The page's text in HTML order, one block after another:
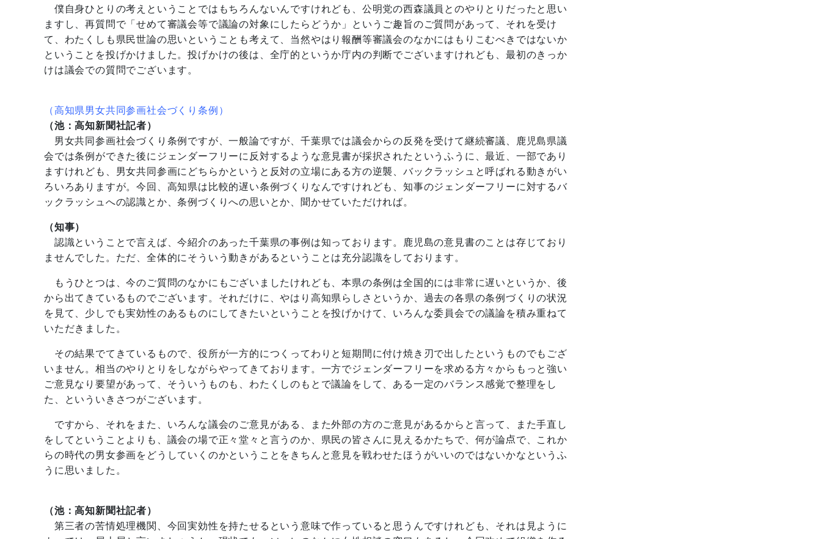
僕自身ひとりの考えということではもちろんないんですけれども、公明党の西森議員とのやりとりだったと思い
ますし、再質問で「せめて審議会等で議論の対象にしたらどうか」というご趣旨のご質問があって、それを受け
て、わたくしも県民世論の思いということも考えて、当然やはり報酬等審議会のなかにはもりこむべきではないか
ということを投げかけました。投げかけの後は、全庁的というか庁内の判断でございますけれども、最初のきっか
けは議会での質問でございます。
（高知県男女共同参画社会づくり条例）
（池：高知新聞社記者）
男女共同参画社会づくり条例ですが、一般論ですが、千葉県では議会からの反発を受けて継続審議、鹿児島県議
会では条例ができた後にジェンダーフリーに反対するような意見書が採択されたというふうに、最近、一部であり
ますけれども、男女共同参画にどちらかというと反対の立場にある方の逆襲、バックラッシュと呼ばれる動きがい
ろいろありますが。今回、高知県は比較的遅い条例づくりなんですけれども、知事のジェンダーフリーに対するバ
ックラッシュへの認識とか、条例づくりへの思いとか、聞かせていただければ。
（知事）
認識ということで言えば、今紹介のあった千葉県の事例は知っております。鹿児島の意見書のことは存じており
ませんでした。ただ、全体的にそういう動きがあるということは充分認識をしております。
もうひとつは、今のご質問のなかにもございましたけれども、本県の条例は全国的には非常に遅いというか、後
から出てきているものでございます。それだけに、やはり高知県らしさというか、過去の各県の条例づくりの状況
を見て、少しでも実効性のあるものにしてきたいということを投げかけて、いろんな委員会での議論を積み重ねて
いただきました。
その結果でてきているもので、役所が一方的につくってわりと短期間に付け焼き刃で出したというものでもござ
いません。相当のやりとりをしながらやってきております。一方でジェンダーフリーを求める方々からもっと強い
ご意見なり要望があって、そういうものも、わたくしのもとで議論をして、ある一定のバランス感覚で整理をし
た、といういきさつがございます。
ですから、それをまた、いろんな議会のご意見がある、また外部の方のご意見があるからと言って、また手直し
をしてということよりも、議会の場で正々堂々と言うのか、県民の皆さんに見えるかたちで、何が論点で、これか
らの時代の男女参画をどうしていくのかということをきちんと意見を戦わせたほうがいいのではないかなというふ
うに思いました。
（池：高知新聞社記者）
第三者の苦情処理機関、今回実効性を持たせるという意味で作っていると思うんですけれども、それは見ように